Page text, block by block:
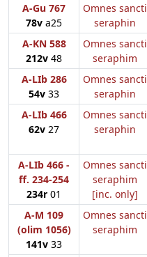
A-Gu 767
78v a25
Omnes sancti
seraphin
A-KN 588
212v 48
Omnes sancti
seraphim
A-LIb 286
54v 33
Omnes sancti
seraphin
A-LIb 466
62v 27
Omnes sancti
seraphin
A-LIb 466 -
ff. 234-254
234r 01
Omnes sancti
seraphim
[inc. only]
A-M 109
(olim 1056)
141v 33
Omnes sancti
seraphim